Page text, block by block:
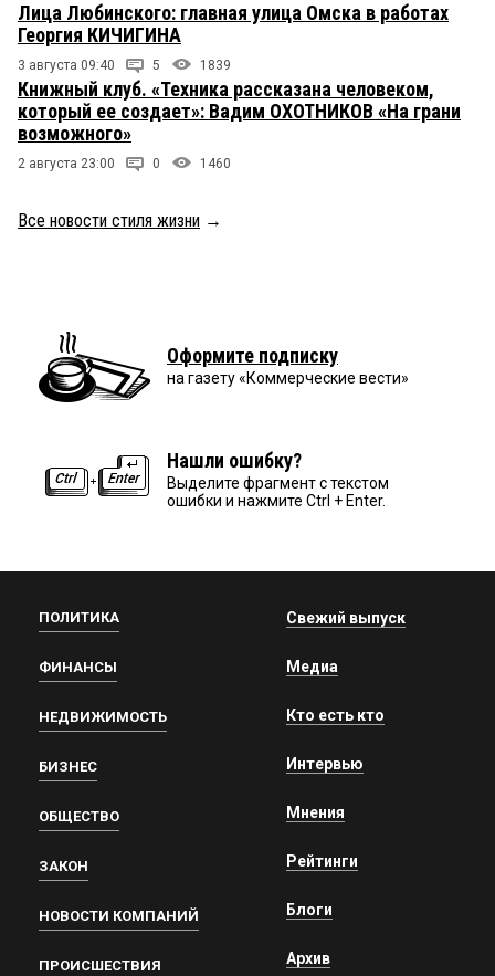
Лица Любинского: главная улица Омска в работах
Георгия КИЧИГИНА
3 августа 09:40 5 1839
Книжный клуб. «Техника рассказана человеком,
который ее создает»: Вадим ОХОТНИКОВ «На грани
возможного»
2 августа 23:00 0 1460
Все новости стиля жизни →
Оформите подписку
на газету «Коммерческие вести»
Нашли ошибку?
Выделите фрагмент с текстом
ошибки и нажмите Ctrl + Enter.
ПОЛИТИКА
ФИНАНСЫ
НЕДВИЖИМОСТЬ
БИЗНЕС
ОБЩЕСТВО
ЗАКОН
НОВОСТИ КОМПАНИЙ
ПРОИСШЕСТВИЯ
Свежий выпуск
Медиа
Кто есть кто
Интервью
Мнения
Рейтинги
Блоги
Архив